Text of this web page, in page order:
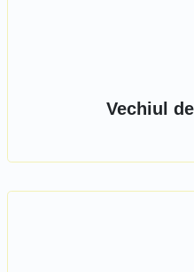
Vechiul